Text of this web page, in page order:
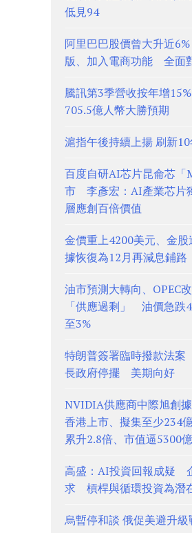
低見94
阿里巴巴股價曾大升近
版、加入電商功能 全面
騰訊第3季營收按年增
705.5億人幣大勝預期
滬指午後持續上揚 刷新
百度自研AI芯片昆侖芯「
市 李彥宏：AI產業芯片
層應創百倍價值
金價重上4200美元、金
據恢復為12月再減息鋪路
油市預測大轉向、OPEC
「供應過剩」 油價急跌
至3%
特朗普簽署臨時撥款法
長政府停擺 美期向好
NVIDIA供應商中際旭創
香港上市、擬集至少234
累升2.8倍、市值逼5300
高盛：AI投資回報成疑
求 槓桿與循環投資為潛
烏暫停和談 俄促美避升級